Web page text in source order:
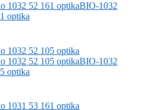
BIO-1032
optika
BIO-1032
optika